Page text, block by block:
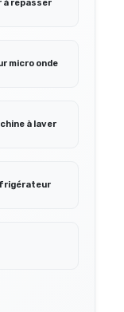
à repasser
micro onde
à laver